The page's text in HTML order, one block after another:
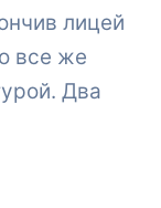
лицей
все же
Два